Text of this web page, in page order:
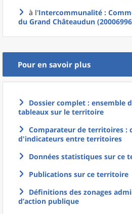
à l'Intercommunalité :
du Grand Châteaudun
Pour en savoir plus
Dossier complet : ensemble
tableaux sur le territoire
Comparateur de territoires :
d'indicateurs entre territoires
Données statistiques sur ce
Publications sur ce territoire
Définitions des zonages
d’action publique